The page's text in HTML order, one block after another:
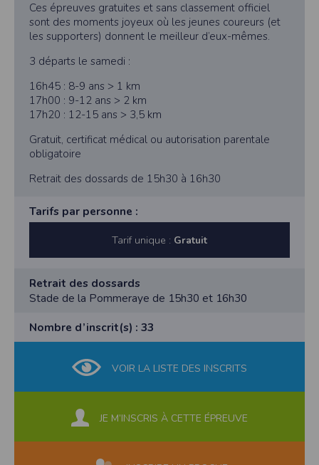
Ces épreuves gratuites et sans classement officiel
sont des moments joyeux où les jeunes coureurs (et
les supporters) donnent le meilleur d’eux-mêmes.
3 départs le samedi :
16h45 : 8-9 ans > 1 km
17h00 : 9-12 ans > 2 km
17h20 : 12-15 ans > 3,5 km
Gratuit, certificat médical ou autorisation parentale
obligatoire
Retrait des dossards de 15h30 à 16h30
Tarifs par personne :
Tarif unique : Gratuit
Retrait des dossards
Stade de la Pommeraye de 15h30 et 16h30
Nombre d’inscrit(s) : 33
VOIR LA LISTE DES INSCRITS
JE M’INSCRIS À CETTE ÉPREUVE